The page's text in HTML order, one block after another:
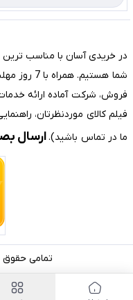
تماس با ما
در خریدی آسان با مناسب
شما
فروش، شرکت آماده ارائه
ما در تماس باشید).ارسال
تمامی حقوق